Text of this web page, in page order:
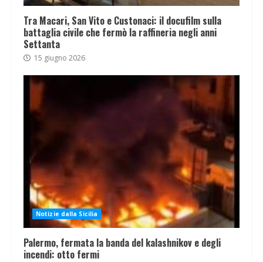
Tra Macari, San Vito e Custonaci: il docufilm sulla
battaglia civile che fermò la raffineria negli anni
Settanta
15 giugno 2026
Notizie dalla Sicilia
Palermo, fermata la banda del kalashnikov e degli
incendi: otto fermi